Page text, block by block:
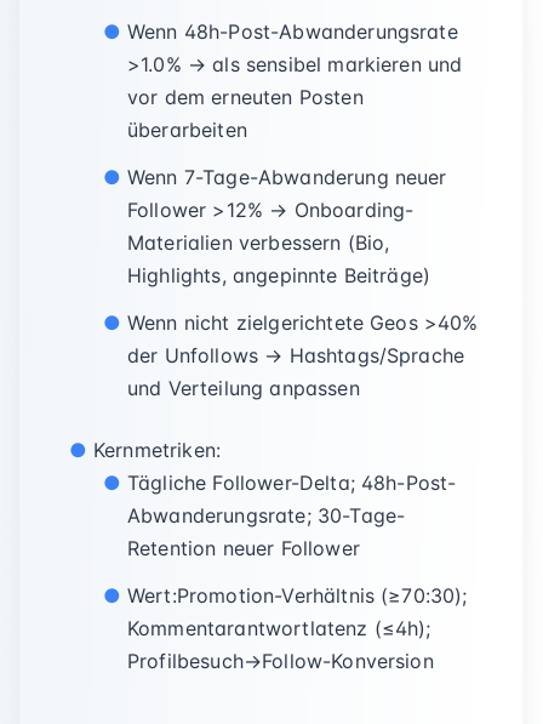
Wenn 48h-Post-Abwanderungsrate
>1.0% → als sensibel markieren und
vor dem erneuten Posten
überarbeiten
Wenn 7-Tage-Abwanderung neuer
Follower >12% → Onboarding-
Materialien verbessern (Bio,
Highlights, angepinnte Beiträge)
Wenn nicht zielgerichtete Geos >40%
der Unfollows → Hashtags/Sprache
und Verteilung anpassen
Kernmetriken:
Tägliche Follower-Delta; 48h-Post-
Abwanderungsrate; 30-Tage-
Retention neuer Follower
Wert:Promotion-Verhältnis (≥70:30);
Kommentarantwortlatenz (≤4h);
Profilbesuch→Follow-Konversion